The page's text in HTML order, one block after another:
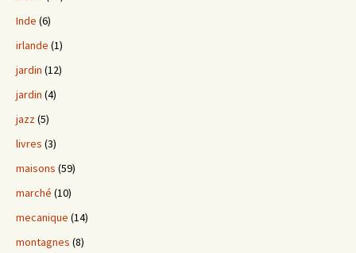
Inde (6)
irlande (1)
jardin (12)
jardin (4)
jazz(5)
livres (3)
maisons (59)
marché (10)
mecanique (14)
montagnes (8)